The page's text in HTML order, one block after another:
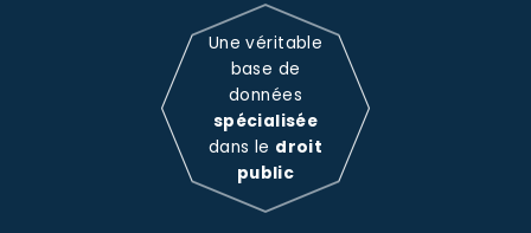
Une véritable
base de
données
spécialisée
dans le droit
public